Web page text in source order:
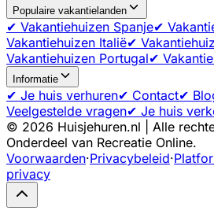
Populaire vakantielanden
✔ Vakantiehuizen Spanje✔
Vakantiehuizen Italië✔
Vakantiehuizen Portugal✔
Informatie
✔ Je huis verhuren✔ Contact✔
Veelgestelde vragen✔ Je huis
© 2026 Huisjehuren.nl | Alle
Onderdeel van Recreatie Online.
Voorwaarden·Privacybeleid·
privacy